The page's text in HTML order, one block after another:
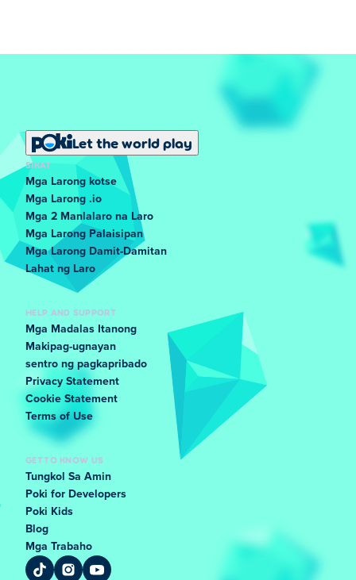
Let the world play
SIKAT
Mga Larong kotse
Mga Larong .io
Mga 2 Manlalaro na Laro
Mga Larong Palaisipan
Mga Larong Damit-Damitan
Lahat ng Laro
HELP AND SUPPORT
Mga Madalas Itanong
Makipag-ugnayan
sentro ng pagkapribado
Privacy Statement
Cookie Statement
Terms of Use
GET TO KNOW US
Tungkol Sa Amin
Poki for Developers
Poki Kids
Blog
Mga Trabaho